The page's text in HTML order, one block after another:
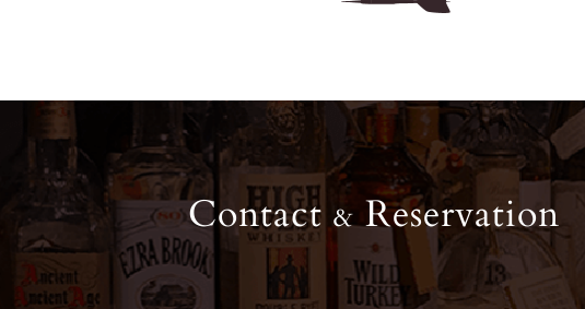
Contact&Reservation